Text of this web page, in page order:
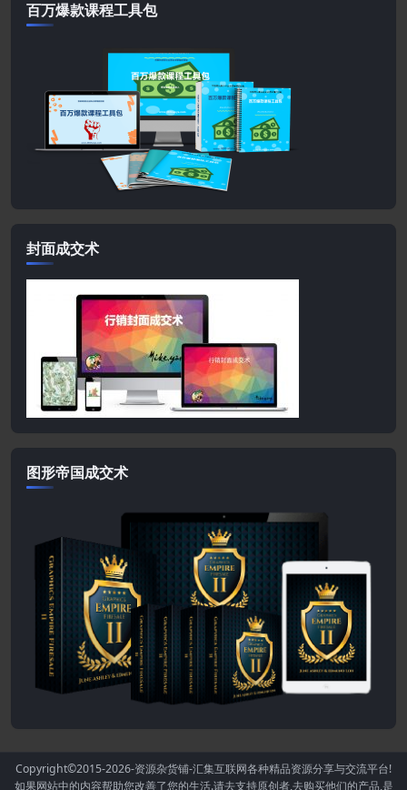
百万爆款课程工具包
封面成交术
图形帝国成交术
Copyright©2015-2026-资源杂货铺-汇集互联网各种精品资源分享与交流平台!
如果网站中的内容帮助您改善了您的生活.请去支持原创者,去购买他们的产品,是